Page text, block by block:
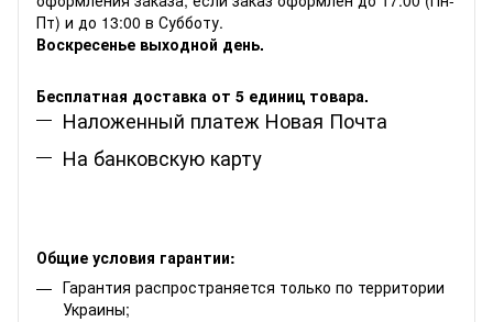
Пт) и до 13:00 в Субботу.
Воскресенье выходной день.
Бесплатная доставка от 5 единиц товара.
Наложенный платеж Новая Почта
На банковскую карту
Общие условия гарантии:
Гарантия распространяется только по территории
Украины;